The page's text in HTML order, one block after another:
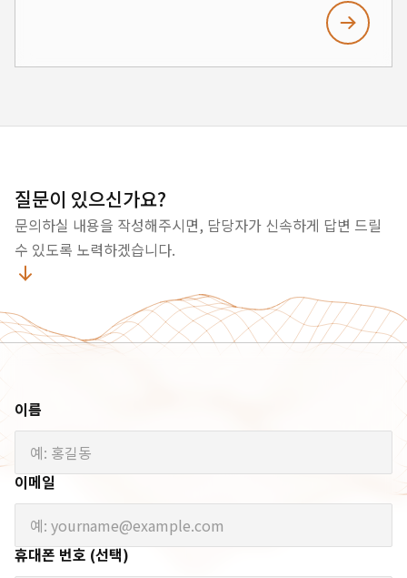
모여 서로 소통하고, 끈끈한 팀워크를 다지며, 회사의
비전과 목표를 깊이 공유하는 값진 시간을 보냈습니다.
이번 워크숍을 통해 회사가 나아갈 방향과 목표를
수 있도록 계속해서 함께 걸어가겠습니다.
질문이 있으신가요?
문의하실 내용을 작성해주시면, 담당자가 신속하게 답변 드릴
수 있도록 노력하겠습니다.
이름
이메일
휴대폰 번호 (선택)